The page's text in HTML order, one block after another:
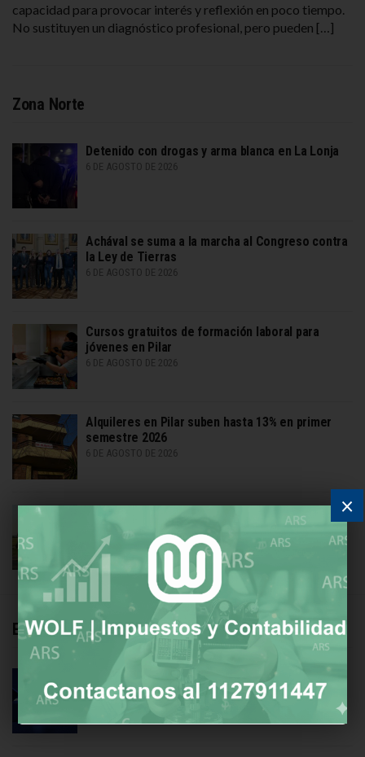
capacidad para provocar interés y reflexión en poco tiempo.
No sustituyen un diagnóstico profesional, pero pueden […]
Zona Norte
Detenido con drogas y arma blanca en La Lonja
6 DE AGOSTO DE 2026
Achával se suma a la marcha al Congreso contra
la Ley de Tierras
6 DE AGOSTO DE 2026
Cursos gratuitos de formación laboral para
jóvenes en Pilar
6 DE AGOSTO DE 2026
Alquileres en Pilar suben hasta 13% en primer
semestre 2026
6 DE AGOSTO DE 2026
Vicente López se integra al Fondo Juventud y
Acción Climática de Bloomberg Philanthropies
6 DE AGOSTO DE 2026
Economía
80% de ejecutivos de IDEA espera mejora
moderada de la economía local
×